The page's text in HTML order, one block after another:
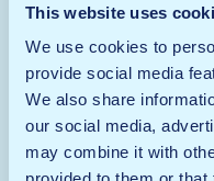
This website uses
We use cookies to
provide social media
We also share
our social media,
may combine it with